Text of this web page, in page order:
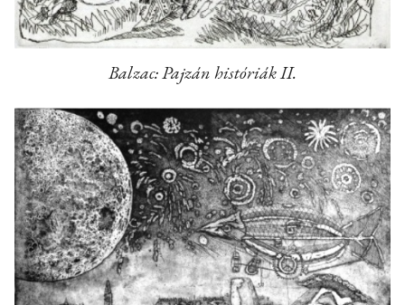
Balzac: Pajzán históriák II.